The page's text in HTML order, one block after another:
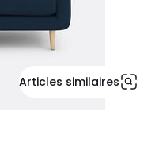
Articles similaires